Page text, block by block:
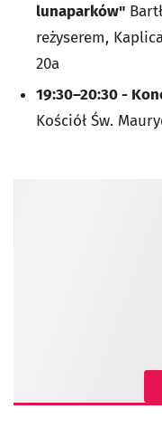
lunaparków"
reżyserem,
20a
19:30–20:30 -
Kościół Św.